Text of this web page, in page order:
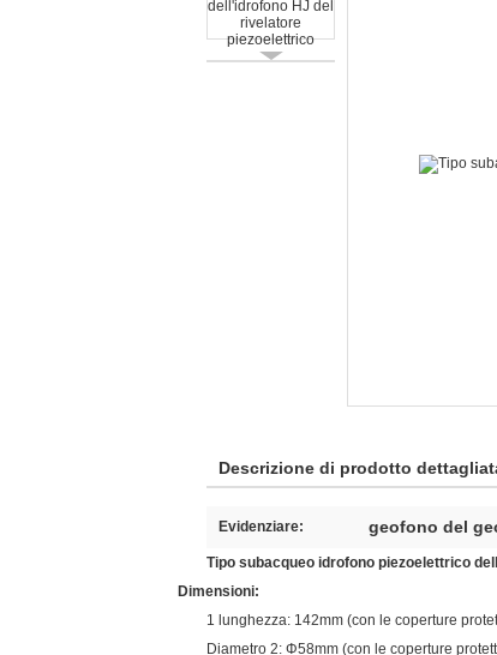
Descrizione di prodotto
Evidenziare: geofono del
Tipo subacqueo idrofono piezoelettrico
Dimensioni:
1 lunghezza: 142mm (con le coperture
Diametro 2: Φ58mm (con le coperture